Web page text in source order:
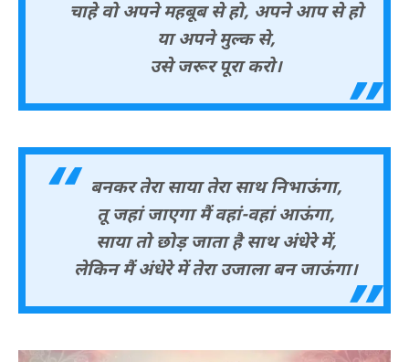
चाहे वो अपने महबूब से हो, अपने आप से हो
या अपने मुल्क से,
उसे जरूर पूरा करो।
बनकर तेरा साया तेरा साथ निभाऊंगा,
तू जहां जाएगा मैं वहां-वहां आऊंगा,
साया तो छोड़ जाता है साथ अंधेरे में,
लेकिन मैं अंधेरे में तेरा उजाला बन जाऊंगा।